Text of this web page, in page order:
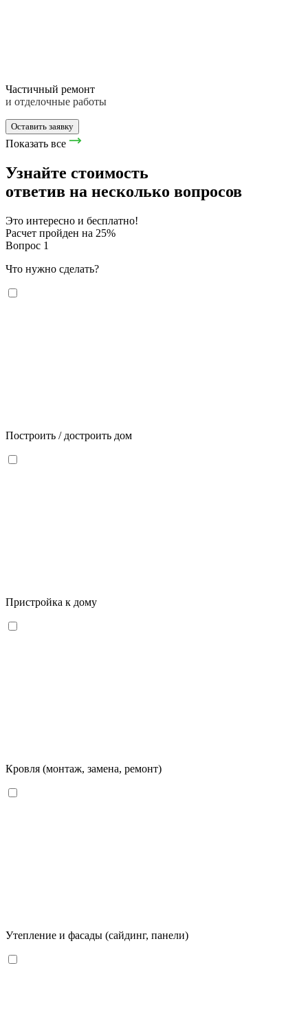
Частичный ремонт
и отделочные работы
Оставить заявку
Показать все
Узнайте стоимость
ответив на несколько вопросов
Это интересно и бесплатно!
Расчет пройден на 25%
Вопрос 1
Что нужно сделать?
Построить / достроить дом
Пристройка к дому
Кровля (монтаж, замена, ремонт)
Утепление и фасады (сайдинг, панели)